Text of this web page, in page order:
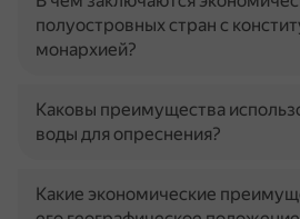
полуостровных стран с
монархией?
Каковы преимущества
воды для опреснения?
Какие экономические